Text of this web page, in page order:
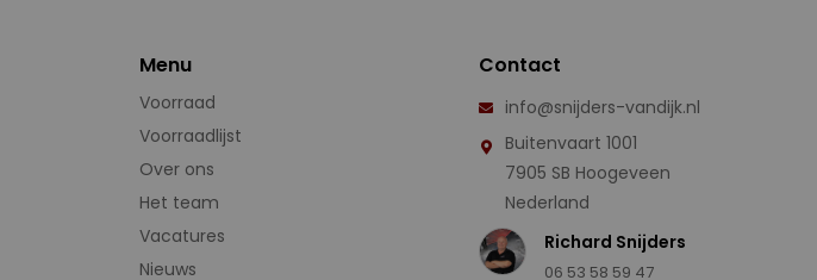
Menu
Voorraad
Voorraadlijst
Over ons
Het team
Vacatures
Nieuws
Contact
info@snijders-vandijk.nl
Buitenvaart 1001
7905 SB Hoogeveen
Nederland
Richard Snijders
06 53 58 59 47